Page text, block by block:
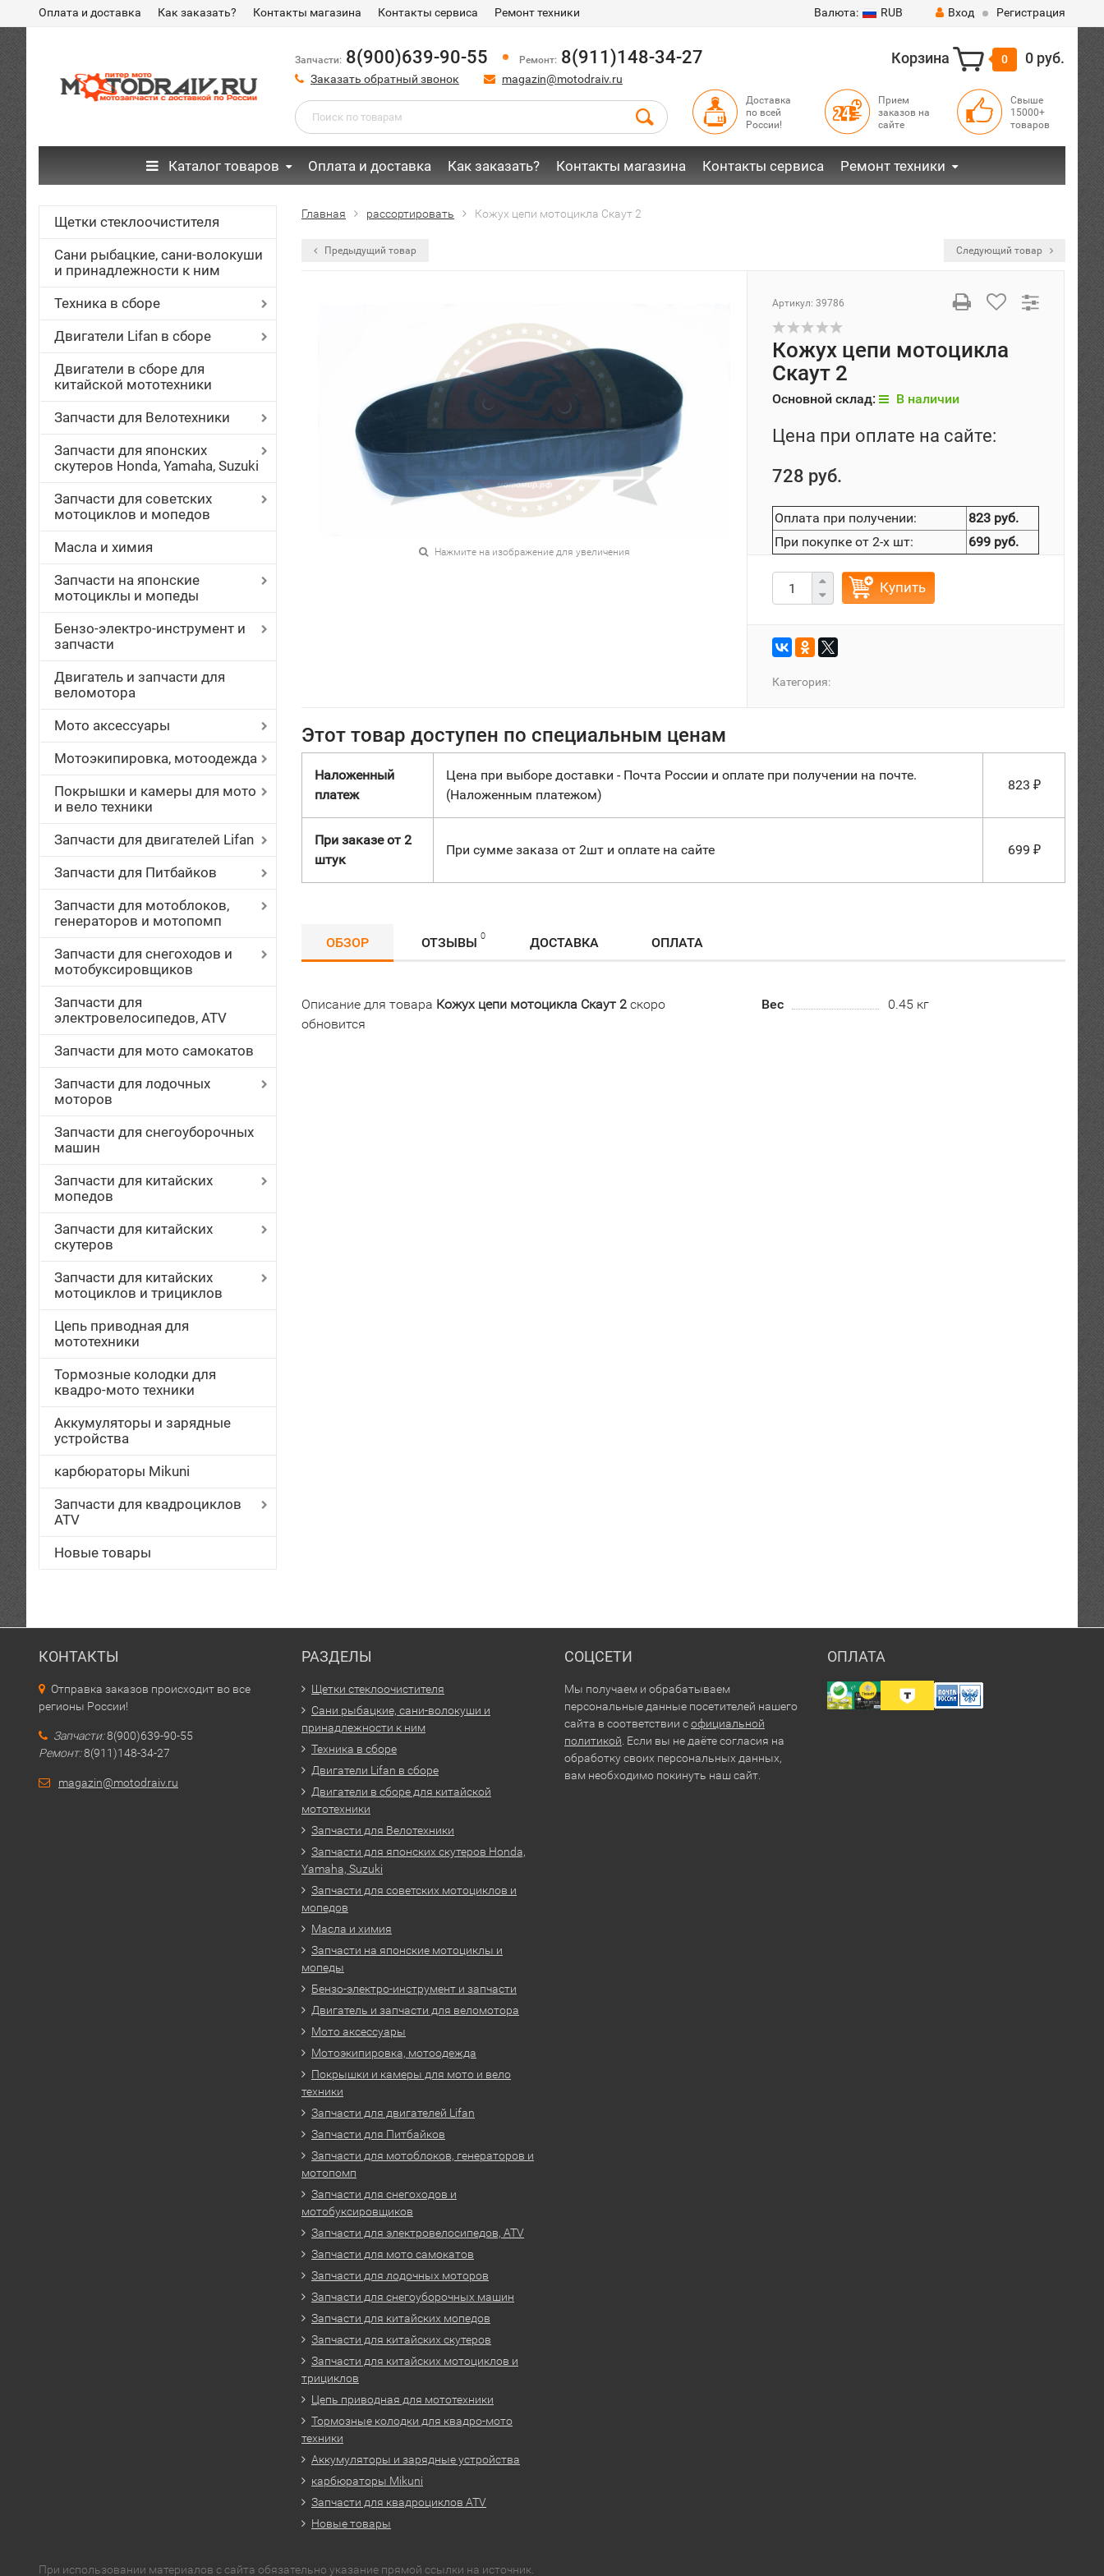
Оплата и доставка Как заказать? Контакты магазина Контакты сервиса Ремонт техники Валюта: RUB Вход Регистрация
Запчасти: 8(900)639-90-55 Ремонт: 8(911)148-34-27
Заказать обратный звонок magazin@motodraiv.ru
Корзина 0 0 руб.
Доставка
по всей
России!
Прием
заказов на
сайте
Свыше
15000+
товаров
Каталог товаров Оплата и доставка Как заказать? Контакты магазина Контакты сервиса Ремонт техники
Щетки стеклоочистителя
Сани рыбацкие, сани-волокуши
и принадлежности к ним
Техника в сборе
Двигатели Lifan в сборе
Двигатели в сборе для
китайской мототехники
Запчасти для Велотехники
Запчасти для японских
скутеров Honda, Yamaha, Suzuki
Запчасти для советских
мотоциклов и мопедов
Масла и химия
Запчасти на японские
мотоциклы и мопеды
Бензо-электро-инструмент и
запчасти
Двигатель и запчасти для
веломотора
Мото аксессуары
Мотоэкипировка, мотоодежда
Покрышки и камеры для мото
и вело техники
Запчасти для двигателей Lifan
Запчасти для Питбайков
Запчасти для мотоблоков,
генераторов и мотопомп
Запчасти для снегоходов и
мотобуксировщиков
Запчасти для
электровелосипедов, ATV
Запчасти для мото самокатов
Запчасти для лодочных
моторов
Запчасти для снегоуборочных
машин
Запчасти для китайских
мопедов
Запчасти для китайских
скутеров
Запчасти для китайских
мотоциклов и трициклов
Цепь приводная для
мототехники
Тормозные колодки для
квадро-мото техники
Аккумуляторы и зарядные
устройства
карбюраторы Mikuni
Запчасти для квадроциклов
ATV
Новые товары
Главная рассортировать Кожух цепи мотоцикла Скаут 2
Предыдущий товар Следующий товар
Нажмите на изображение для увеличения
Артикул: 39786
Кожух цепи мотоцикла
Скаут 2
Основной склад: В наличии
Цена при оплате на сайте:
728 руб.
Оплата при получении:
823 руб.
При покупке от 2-х шт:
699 руб.
Купить
Категория:
Этот товар доступен по специальным ценам
Наложенный
платеж
Цена при выборе доставки - Почта России и оплате при получении на почте.
(Наложенным платежом)
823 ₽
При заказе от 2
штук
При сумме заказа от 2шт и оплате на сайте 699 ₽
ОБЗОР ОТЗЫВЫ 0 ДОСТАВКА ОПЛАТА
Описание для товара Кожух цепи мотоцикла Скаут 2 скоро
обновится
Вес 0.45 кг
КОНТАКТЫ
Отправка заказов происходит во все
регионы России!
Запчасти:8(900)639-90-55
Ремонт:8(911)148-34-27
magazin@motodraiv.ru
РАЗДЕЛЫ
Щетки стеклоочистителя
Сани рыбацкие, сани-волокуши и
принадлежности к ним
Техника в сборе
Двигатели Lifan в сборе
Двигатели в сборе для китайской
мототехники
Запчасти для Велотехники
Запчасти для японских скутеров Honda,
Yamaha, Suzuki
Запчасти для советских мотоциклов и
мопедов
Масла и химия
Запчасти на японские мотоциклы и
мопеды
Бензо-электро-инструмент и запчасти
Двигатель и запчасти для веломотора
Мото аксессуары
Мотоэкипировка, мотоодежда
Покрышки и камеры для мото и вело
техники
Запчасти для двигателей Lifan
Запчасти для Питбайков
Запчасти для мотоблоков, генераторов и
мотопомп
Запчасти для снегоходов и
мотобуксировщиков
Запчасти для электровелосипедов, ATV
Запчасти для мото самокатов
Запчасти для лодочных моторов
Запчасти для снегоуборочных машин
Запчасти для китайских мопедов
Запчасти для китайских скутеров
Запчасти для китайских мотоциклов и
трициклов
Цепь приводная для мототехники
Тормозные колодки для квадро-мото
техники
Аккумуляторы и зарядные устройства
карбюраторы Mikuni
Запчасти для квадроциклов ATV
Новые товары
СОЦСЕТИ
Мы получаем и обрабатываем
персональные данные посетителей нашего
сайта в соответствии софициальной
политикой . Если вы не даёте согласия на
обработку своих персональных данных,
вам необходимо покинуть наш сайт.
ОПЛАТА
При использовании материалов с сайта обязательно указание прямой ссылки на источник.